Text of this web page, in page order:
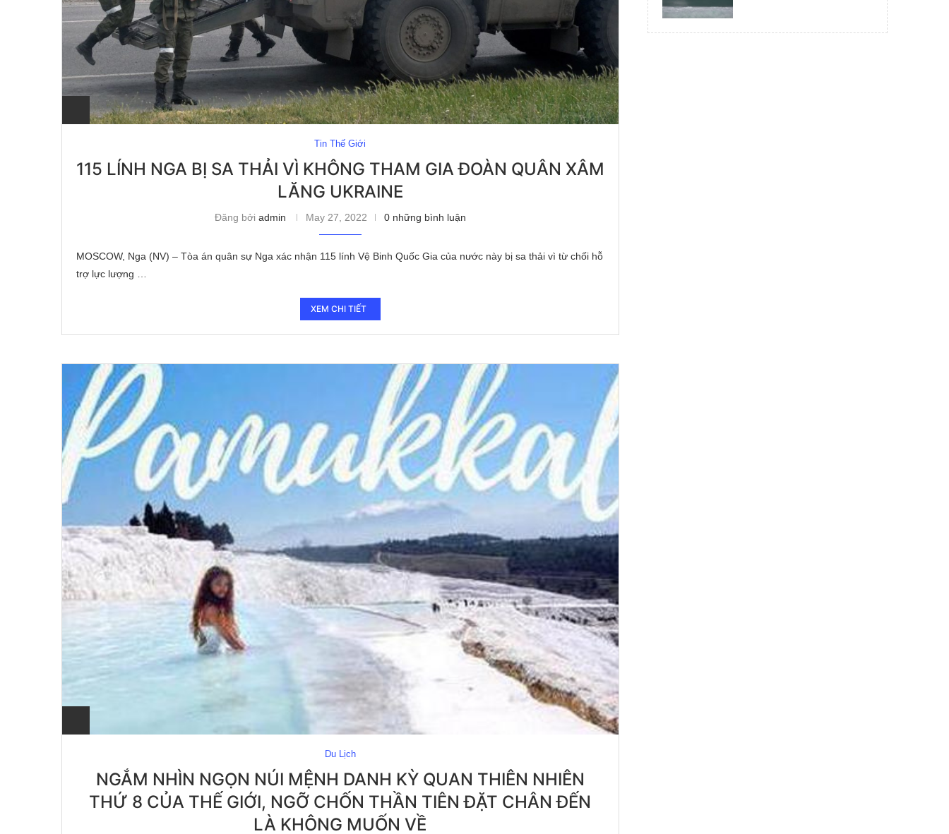
Tin Thế Giới
115 LÍNH NGA BỊ SA THẢI VÌ KHÔNG THAM GIA ĐOÀN QUÂN XÂM
LĂNG UKRAINE
Đăng bởi admin May 27, 2022 0 những bình luận
MOSCOW, Nga (NV) – Tòa án quân sự Nga xác nhận 115 lính Vệ Binh Quốc Gia của nước này bị sa thải vì từ chối hỗ
trợ lực lượng …
XEM CHI TIẾT
Du Lịch
NGẮM NHÌN NGỌN NÚI MỆNH DANH KỲ QUAN THIÊN NHIÊN
THỨ 8 CỦA THẾ GIỚI, NGỠ CHỐN THẦN TIÊN ĐẶT CHÂN ĐẾN
LÀ KHÔNG MUỐN VỀ